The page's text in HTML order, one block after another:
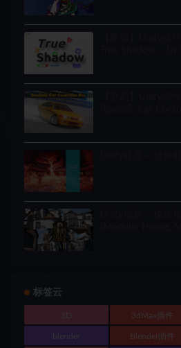
标签云
3D 3dMax插件
blender Blender插件